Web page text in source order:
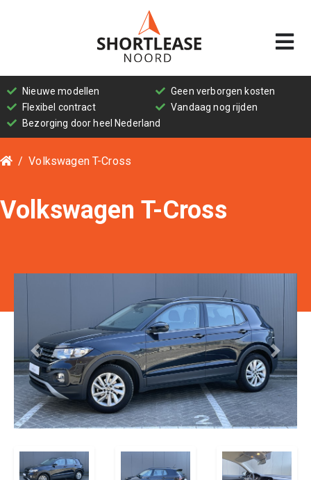
Personenwagens
Shortlease
bedrijfswagens
Wat
shortlease?
verschil
shortlease?
Waarom
shortlease?
Een
auto
stappen
Nieuwe modellen
Geen verborgen kosten
Flexibel contract
Vandaag nog rijden
Bezorging door heel Nederland
Volkswagen T-Cross
Volkswagen T-Cross
Previous Next